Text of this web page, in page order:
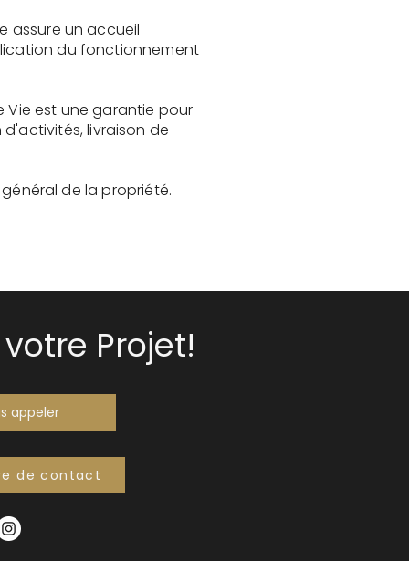
assure un accueil
du fonctionnement
Vie est une garantie pour
livraison de
de la propriété.
Projet!
appeler
de contact